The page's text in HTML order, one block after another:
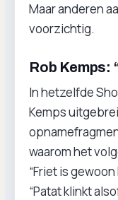
Maar anderen
voorzichtig.
Rob Kemps:
In hetzelfde
Kemps
waarom het
“Friet is
“Patat klinkt